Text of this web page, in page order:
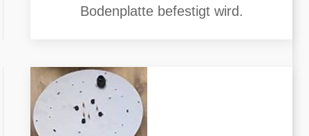
Bodenplatte befestigt wird.